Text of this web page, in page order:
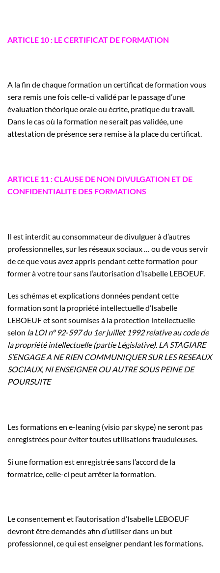
ARTICLE 10 : LE CERTIFICAT DE FORMATION
A la fin de chaque formation un certificat de formation vous
sera remis une fois celle-ci validé par le passage d’une
évaluation théorique orale ou écrite, pratique du travail.
Dans le cas où la formation ne serait pas validée, une
attestation de présence sera remise à la place du certificat.
ARTICLE 11 : CLAUSE DE NON DIVULGATION ET DE
CONFIDENTIALITE DES FORMATIONS
Il est interdit au consommateur de divulguer à d’autres
professionnelles, sur les réseaux sociaux … ou de vous servir
de ce que vous avez appris pendant cette formation pour
former à votre tour sans l’autorisation d’Isabelle LEBOEUF.
Les schémas et explications données pendant cette
formation sont la propriété intellectuelle d’Isabelle
LEBOEUF et sont soumises à la protection intellectuelle
selon la LOI n° 92-597 du 1er juillet 1992 relative au code de
la propriété intellectuelle (partie Législative). LA STAGIARE
S’ENGAGE A NE RIEN COMMUNIQUER SUR LES RESEAUX
SOCIAUX, NI ENSEIGNER OU AUTRE SOUS PEINE DE
POURSUITE
Les formations en e-leaning (visio par skype) ne seront pas
enregistrées pour éviter toutes utilisations frauduleuses.
Si une formation est enregistrée sans l’accord de la
formatrice, celle-ci peut arrêter la formation.
Le consentement et l’autorisation d’Isabelle LEBOEUF
devront être demandés afin d’utiliser dans un but
professionnel, ce qui est enseigner pendant les formations.